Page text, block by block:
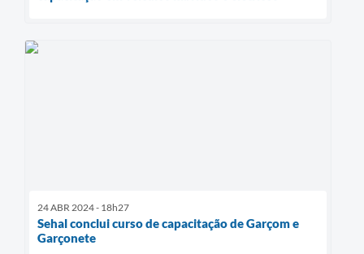
24 ABR 2024 - 18h27
Sehal conclui curso de capacitação de Garçom e
Garçonete